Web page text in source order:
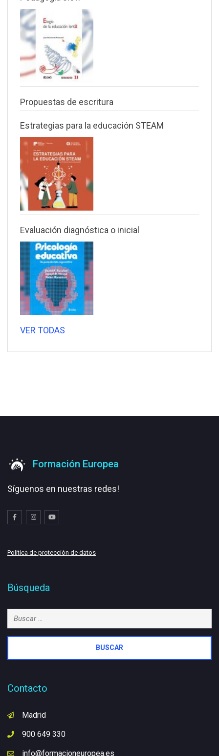
Propuestas de escritura
Estrategias para la educación STEAM
Evaluación diagnóstica o inicial
VER TODAS
Formación Europea
Síguenos en nuestras redes!
Política de protección de datos
Búsqueda
Buscar:
Contacto
Madrid
900 649 330
info@formacioneuropea.es